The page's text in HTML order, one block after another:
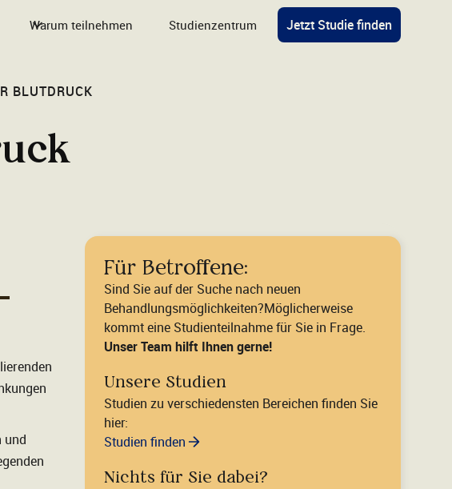
Warum teilnehmen Studienzentrum Jetzt Studie finden
BLUTDRUCK
und
Für Betroffene:
Sind Sie auf der Suche nach neuen
Behandlungsmöglichkeiten?Möglicherweise
kommt eine Studienteilnahme für Sie in Frage.
Unser Team hilft Ihnen gerne!
Unsere Studien
Studien zu verschiedensten Bereichen finden Sie
hier:
Studien finden
Nichts für Sie dabei?